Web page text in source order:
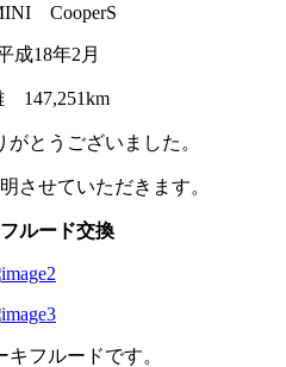
CooperS
18年2月
147,251km
とうございました。
させていただきます。
ルード交換
フルードです。